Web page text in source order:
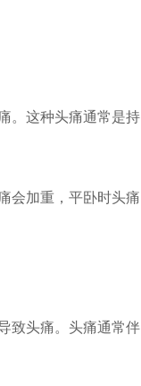
。这种头痛通常是持
会加重，平卧时头痛
致头痛。头痛通常伴